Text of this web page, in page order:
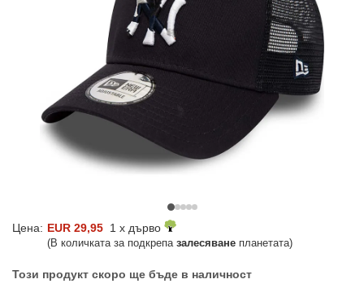
Цена: EUR 29,95 1 x дърво
(В количката за подкрепа залесяване планетата)
Този продукт скоро ще бъде в наличност